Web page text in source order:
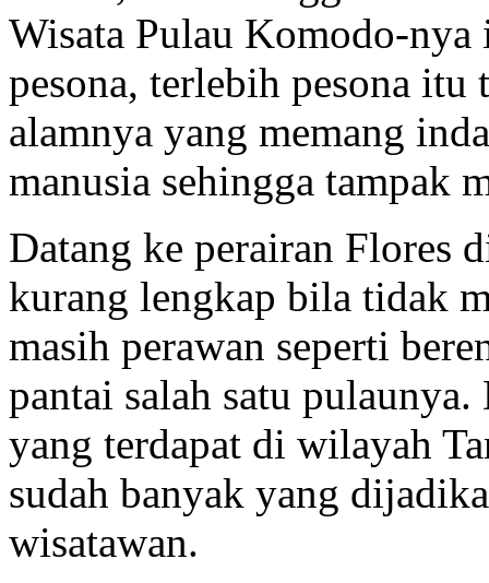
Wisata Pulau Komodo-
pesona, terlebih pesona itu
alamnya yang memang
manusia sehingga tampak
Datang ke perairan Flores
kurang lengkap bila tidak
masih perawan seperti
pantai salah satu
yang terdapat di wilayah
sudah banyak yang
wisatawan.